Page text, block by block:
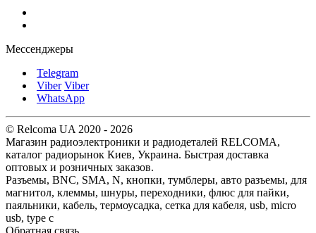
Мессенджеры
Telegram
Viber Viber
WhatsApp
© Relcoma UA 2020 - 2026
Магазин радиоэлектроники и радиодеталей RELCOMA,
каталог радиорынок Киев, Украина. Быстрая доставка
оптовых и розничных заказов.
Разъемы, BNC, SMA, N, кнопки, тумблеры, авто разъемы, для
магнитол, клеммы, шнуры, переходники, флюс для пайки,
паяльники, кабель, термоусадка, сетка для кабеля, usb, micro
usb, type c
Обратная связь